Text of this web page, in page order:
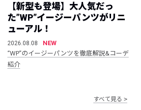
【新型も登場】大人気だっ
た”WP”イージーパンツがリニ
ューアル！
2026.08.08
NEW
“WP”のイージーパンツを徹底解説&コーデ
紹介
すべて見る